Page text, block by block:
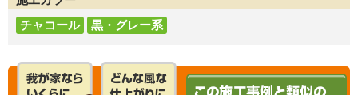
チャコール
黒・グレー系